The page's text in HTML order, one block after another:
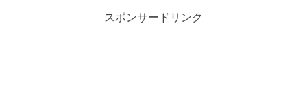
スポンサードリンク